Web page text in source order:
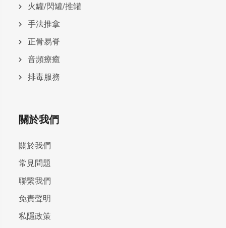
火罐/閃罐/推罐
手法推拿
正骨易脊
⾳頻療癒
排毒服務
關於我們
關於我們
常見問題
聯繫我們
免責聲明
私隱政策